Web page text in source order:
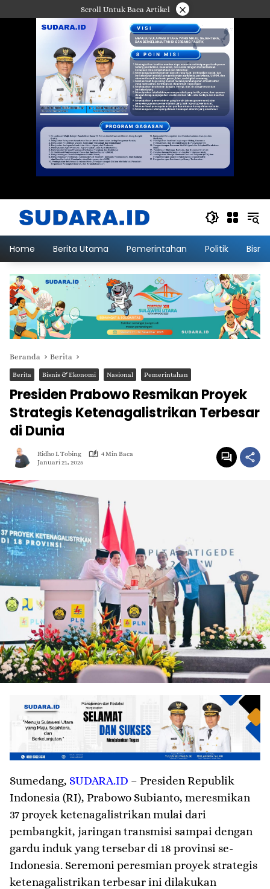
ke
Scroll Untuk Baca Artikel ×
Home Berita Utama Pemerintahan Politik
Beranda Berita
Berita Bisnis & Ekonomi Nasional Pemerintahan
Presiden Prabowo Resmikan Proyek
Strategis Ketenagalistrikan Terbesar
di Dunia
Ridho L Tobing
4 Min Baca
Januari 21, 2025
Sumedang, SUDARA.ID – Presiden Republik
Indonesia (RI), Prabowo Subianto, meresmikan
37 proyek ketenagalistrikan mulai dari
pembangkit, jaringan transmisi sampai dengan
gardu induk yang tersebar di 18 provinsi se-
Indonesia. Seremoni peresmian proyek strategis
ketenagalistrikan terbesar ini dilakukan